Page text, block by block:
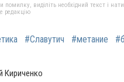
виділіть необхідний текст і
редакцію
#Славутич #метание
Кириченко